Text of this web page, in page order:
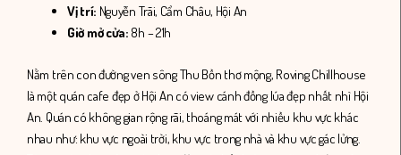
Vị trí: Nguyễn Trãi, Cẩm Châu, Hội An
Giờ mở cửa: 8h – 21h
Nằm trên con đường ven sông Thu Bồn thơ mộng, Roving Chillhouse
là một quán cafe đẹp ở Hội An có view cánh đồng lúa đẹp nhất nhì Hội
An. Quán có không gian rộng rãi, thoáng mát với nhiều khu vực khác
nhau như: khu vực ngoài trời, khu vực trong nhà và khu vực gác lửng.